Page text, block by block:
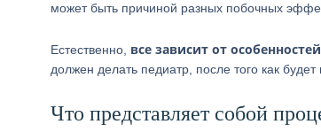
может быть причиной разных побочных
Естественно, все зависит от
должен делать педиатр, после того как
Что представляет собой